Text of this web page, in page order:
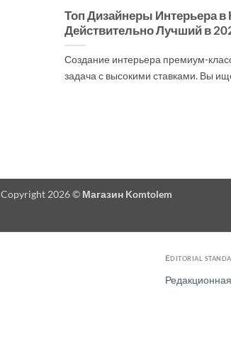
Топ Дизайнеры Интерьера в
Действительно Лучший в
Создание интерьера премиум-
задача с высокими ставками. Вы
Copyright 2026 © Магазин Komtolem
Editorial